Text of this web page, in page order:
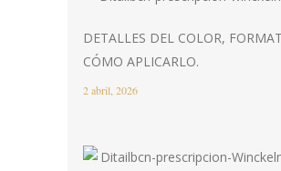
DETALLES DEL COLOR,
CÓMO APLICARLO.
2 abril, 2026